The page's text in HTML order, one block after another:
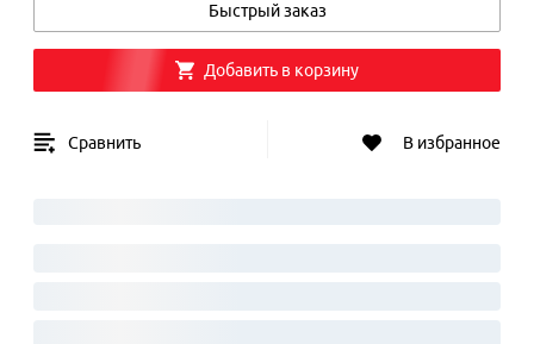
Быстрый заказ
Добавить в корзину
Сравнить В избранное